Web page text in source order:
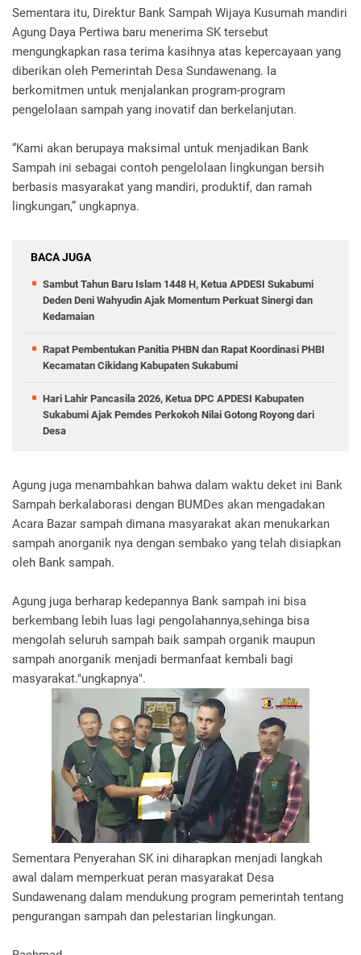
Sementara itu, Direktur Bank Sampah Wijaya Kusumah mandiri
Agung Daya Pertiwa baru menerima SK tersebut
mengungkapkan rasa terima kasihnya atas kepercayaan yang
diberikan oleh Pemerintah Desa Sundawenang. Ia
berkomitmen untuk menjalankan program-program
pengelolaan sampah yang inovatif dan berkelanjutan.
“Kami akan berupaya maksimal untuk menjadikan Bank
Sampah ini sebagai contoh pengelolaan lingkungan bersih
berbasis masyarakat yang mandiri, produktif, dan ramah
lingkungan,” ungkapnya.
BACA JUGA
Sambut Tahun Baru Islam 1448 H, Ketua APDESI Sukabumi
Deden Deni Wahyudin Ajak Momentum Perkuat Sinergi dan
Kedamaian
Rapat Pembentukan Panitia PHBN dan Rapat Koordinasi PHBI
Kecamatan Cikidang Kabupaten Sukabumi
Hari Lahir Pancasila 2026, Ketua DPC APDESI Kabupaten
Sukabumi Ajak Pemdes Perkokoh Nilai Gotong Royong dari
Desa
Agung juga menambahkan bahwa dalam waktu deket ini Bank
Sampah berkalaborasi dengan BUMDes akan mengadakan
Acara Bazar sampah dimana masyarakat akan menukarkan
sampah anorganik nya dengan sembako yang telah disiapkan
oleh Bank sampah.
Agung juga berharap kedepannya Bank sampah ini bisa
berkembang lebih luas lagi pengolahannya,sehinga bisa
mengolah seluruh sampah baik sampah organik maupun
sampah anorganik menjadi bermanfaat kembali bagi
masyarakat."ungkapnya".
Sementara Penyerahan SK ini diharapkan menjadi langkah
awal dalam memperkuat peran masyarakat Desa
Sundawenang dalam mendukung program pemerintah tentang
pengurangan sampah dan pelestarian lingkungan.